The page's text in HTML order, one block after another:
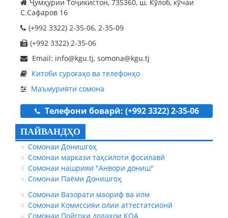
Ҷумҳурии Тоҷикистон, 735360, ш. Кӯлоб, кӯчаи
С.Сафаров 16
(+992 3322) 2-35-06, 2-35-09
(+992 3322) 2-35-06
Email: info@kgu.tj, somona@kgu.tj
Китоби суроғаҳо ва телефонҳо
Маъмурияти сомона
Телефони боварӣ: (+992 3322) 2-35-06
ПАЙВАНДҲО
Сомонаи Донишгоҳ
Сомонаи маркази таҳсилоти фосилавӣ
Сомонаи нашрияи "Анвори дониш"
Сомонаи Паёми Донишгоҳ
Сомонаи Вазорати маориф ва илм
Сомонаи Комиссияи олии аттестатсионӣ
Сомонаи Пойгоҳи додаҳои КОА